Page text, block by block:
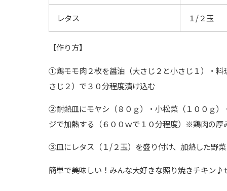
レタス １/２玉
【作り方】
①鶏モモ肉２枚を醤油（大さじ２と小さじ１）・
さじ２）で３０分程度漬け込む
②耐熱皿にモヤシ（８０ｇ）・小松菜（１００ｇ
ジで加熱する（６００ｗで１０分程度）※鶏肉の
③皿にレタス（１/２玉）を盛り付け、加熱した野
簡単で美味しい！みんな大好きな照り焼きチキン♪